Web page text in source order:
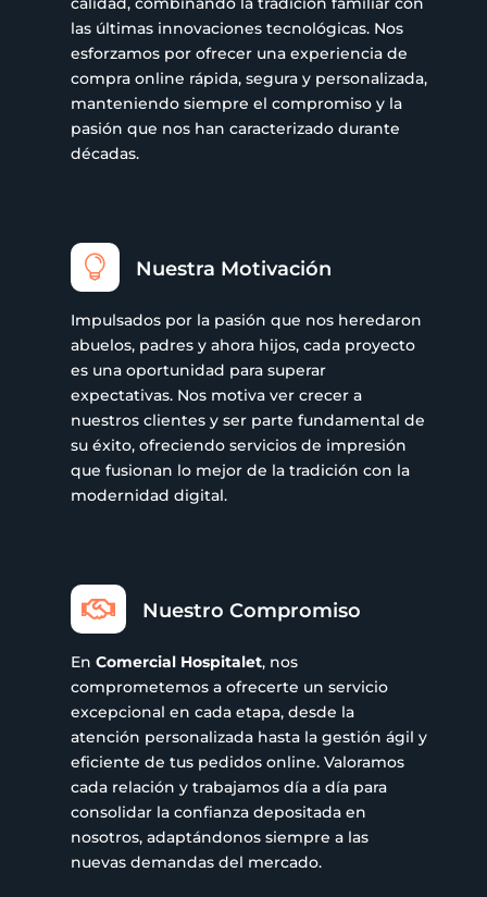
las últimas innovaciones tecnológicas. Nos
esforzamos por ofrecer una experiencia de
compra online rápida, segura y personalizada,
manteniendo siempre el compromiso y la
pasión que nos han caracterizado durante
décadas.
 Nuestra Motivación
Impulsados por la pasión que nos heredaron
abuelos, padres y ahora hijos, cada proyecto
es una oportunidad para superar
expectativas. Nos motiva ver crecer a
nuestros clientes y ser parte fundamental de
su éxito, ofreciendo servicios de impresión
que fusionan lo mejor de la tradición con la
modernidad digital.
 Nuestro Compromiso
En Comercial Hospitalet, nos
comprometemos a ofrecerte un servicio
excepcional en cada etapa, desde la
atención personalizada hasta la gestión ágil y
eficiente de tus pedidos online. Valoramos
cada relación y trabajamos día a día para
consolidar la confianza depositada en
nosotros, adaptándonos siempre a las
nuevas demandas del mercado.